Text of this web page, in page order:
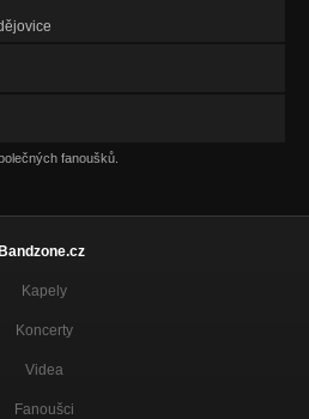
fanoušků.
Kapely
Koncerty
Videa
Fanoušci